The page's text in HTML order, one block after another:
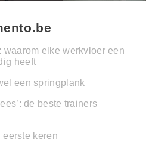
waarom elke werkvloer een
heeft
een springplank
de beste trainers
eerste keren